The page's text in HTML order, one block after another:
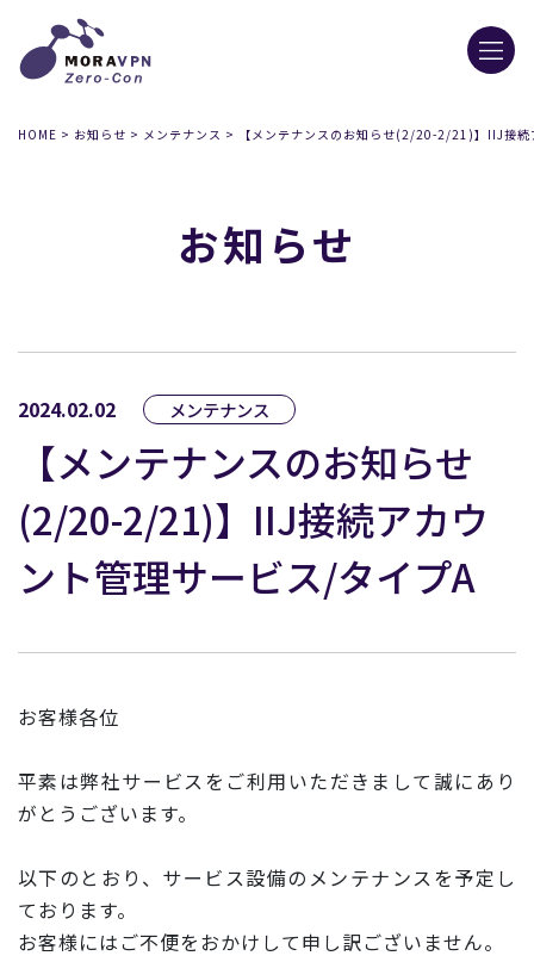
HOME > お知らせ > メンテナンス > 【メンテナンスのお知らせ(2/20-2/21)】IIJ接
お知らせ
2024.02.02 メンテナンス
【メンテナンスのお知らせ
(2/20-2/21)】IIJ接続アカウ
ント管理サービス/タイプA
お客様各位
平素は弊社サービスをご利用いただきまして誠にあり
がとうございます。
以下のとおり、サービス設備のメンテナンスを予定し
ております。
お客様にはご不便をおかけして申し訳ございません。